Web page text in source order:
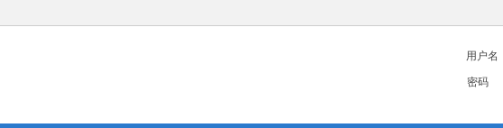
用户名
密码